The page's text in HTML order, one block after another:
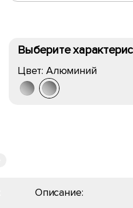
Выберите
Цвет: Алюминий
Описание: